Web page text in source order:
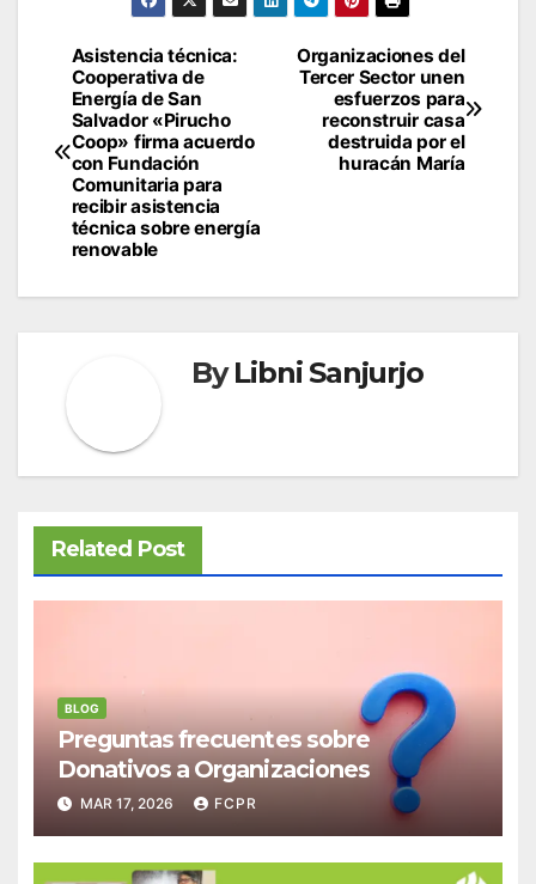
Navegación
de
entradas
Organizaciones del
Tercer Sector unen
esfuerzos para
reconstruir casa
destruida por el
huracán María
Asistencia técnica:
Cooperativa de
Energía de San
Salvador «Pirucho
Coop» firma acuerdo
con Fundación
Comunitaria para
recibir asistencia
técnica sobre energía
renovable
ByLibni Sanjurjo
Related Post
BLOG
Preguntas frecuentes sobre
Donativos a Organizaciones
MAR 17, 2026 FCPR